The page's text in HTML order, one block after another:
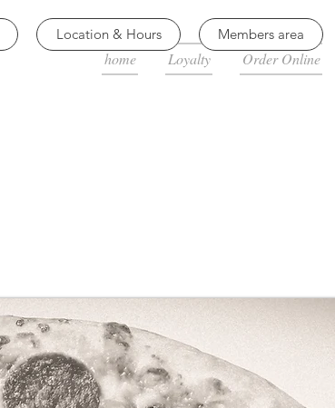
Location & Hours Members area
home Loyalty Order Online